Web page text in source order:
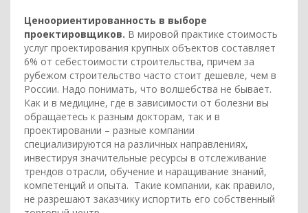
Ценоориентированность в выборе
проектировщиков. В мировой практике стоимость
услуг проектирования крупных объектов составляет
6% от себестоимости строительства, причем за
рубежом строительство часто стоит дешевле, чем в
России. Надо понимать, что волшебства не бывает.
Как и в медицине, где в зависимости от болезни вы
обращаетесь к разным докторам, так и в
проектировании – разные компании
специализируются на различных направлениях,
инвестируя значительные ресурсы в отслеживание
трендов отрасли, обучение и наращивание знаний,
компетенций и опыта. Такие компании, как правило,
не разрешают заказчику испортить его собственный